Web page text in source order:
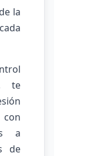
la
te
a
de